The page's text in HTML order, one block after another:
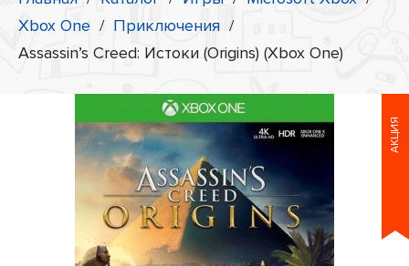
Xbox One / Приключения /
Assassin’s Creed: Истоки (Origins) (Xbox One)
АКЦИЯ